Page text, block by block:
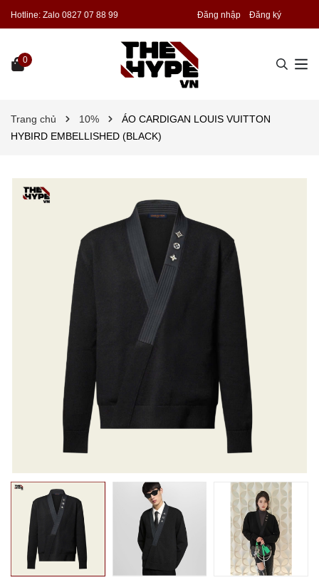
Hotline: Zalo 0827 07 88 99 Đăng nhập Đăng ký
0
Trang chủ 10%
ÁO CARDIGAN LOUIS VUITTON
HYBIRD EMBELLISHED (BLACK)